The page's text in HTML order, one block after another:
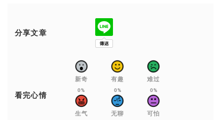
分享文章
看完心情
新奇
0%
有趣
0%
难过
0%
生气 无聊 可怕